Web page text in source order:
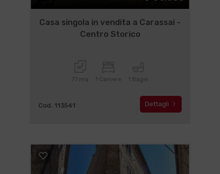
Casa singola in vendita a Carassai -
Centro Storico
77 mq 1 Camere 1 Bagni
Cod. 113541 Dettagli